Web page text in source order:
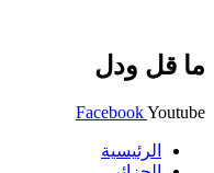
ما قل ودل
FacebookYoutube
الرئيسية